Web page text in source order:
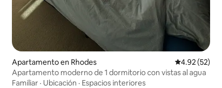
Apartamento en Rhodes Calificación
4.92 (52)
Apartamento moderno de 1 dormitorio con vistas al agua
Familiar · Ubicación · Espacios interiores